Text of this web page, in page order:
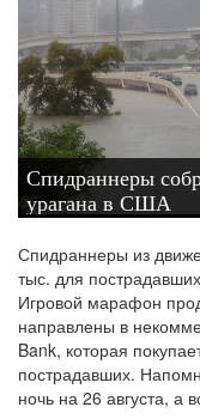
Спидраннеры
урагана в США
Спидраннеры из
тыс. для
Игровой марафон
направлены в
Bank, которая
пострадавших.
ночь на 26 августа, а